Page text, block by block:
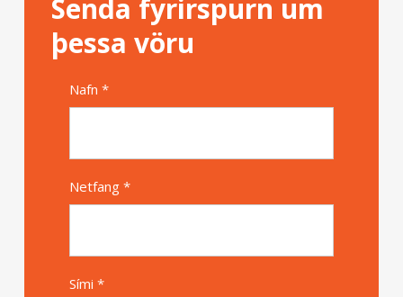
Senda fyrirspurn um
þessa vöru
Nafn *
Netfang *
Sími *